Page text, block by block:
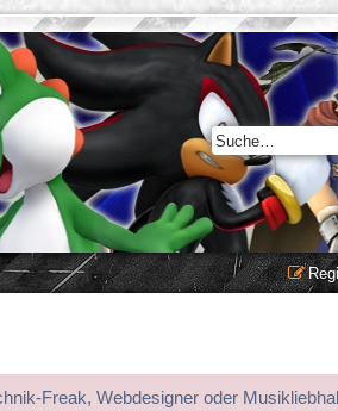
Freak, Webdesigner oder